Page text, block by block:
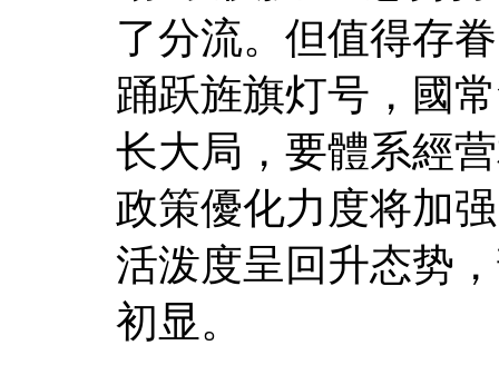
了分流。但值得存
踊跃旌旗灯号，國
长大局，要體系經
政策優化力度将加
活泼度呈回升态势
初显。